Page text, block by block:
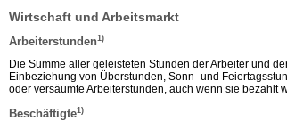
Wirtschaft und Arbeitsmarkt
Arbeiterstunden1)
Die Summe aller geleisteten Stunden der Arbeiter und
Einbeziehung von Überstunden, Sonn- und
oder versäumte Arbeiterstunden, auch wenn sie bezahlt
Beschäftigte1)